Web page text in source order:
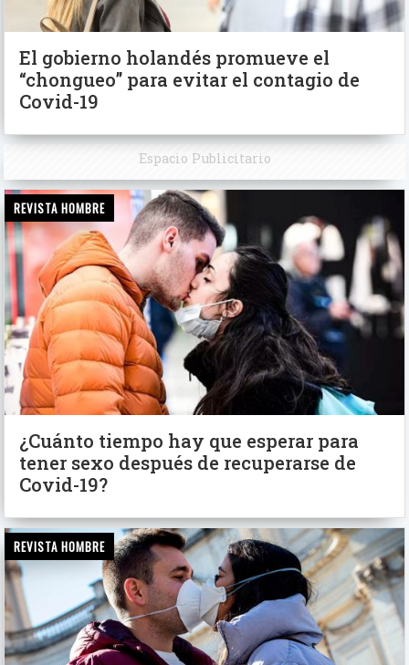
El gobierno holandés promueve el
“chongueo” para evitar el contagio de
Covid-19
Espacio Publicitario
REVISTA HOMBRE
¿Cuánto tiempo hay que esperar para
tener sexo después de recuperarse de
Covid-19?
REVISTA HOMBRE